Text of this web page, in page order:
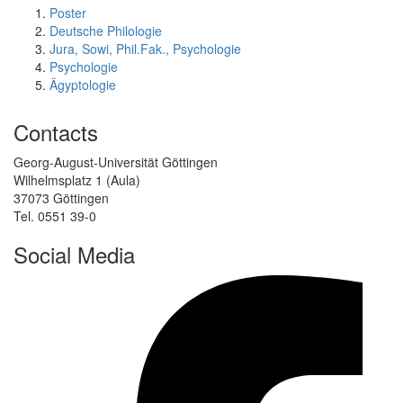
Poster
Deutsche Philologie
Jura, Sowi, Phil.Fak., Psychologie
Psychologie
Ägyptologie
Contacts
Georg-August-Universität Göttingen
Wilhelmsplatz 1 (Aula)
37073 Göttingen
Tel. 0551 39-0
Social Media